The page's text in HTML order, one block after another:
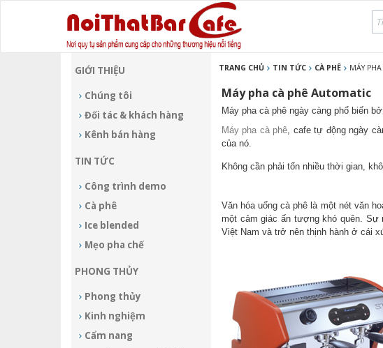
GIỚI THIỆU
Chúng tôi
Đối tác & khách hàng
Kênh bán hàng
TIN TỨC
Công trình demo
Cà phê
Ice blended
Mẹo pha chế
PHONG THỦY
Phong thủy
Kinh nghiệm
Cẩm nang
TRANG CHỦ TIN TỨC CÀ PHÊ MÁY
xay đa năng, máy xay cho
Máy pha cà phê Automatic
Máy pha cà phê ngày càng phổ biến
Máy pha cà phê, cafe tự động ngày
của nó.
Không cần phải tốn nhiều thời gian,
Văn hóa uống cà phê là một nét văn
một cảm giác ấn tượng khó quên. Sự
Việt Nam và trở nên thịnh hành ở cái